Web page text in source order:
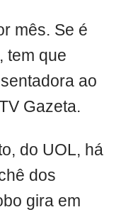
mês. Se é
tem que
ao
Gazeta.
do UOL, há
dos
gira em